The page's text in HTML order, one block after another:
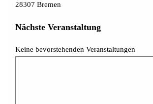
28307 Bremen
Nächste Veranstaltung
Keine bevorstehenden Veranstaltungen